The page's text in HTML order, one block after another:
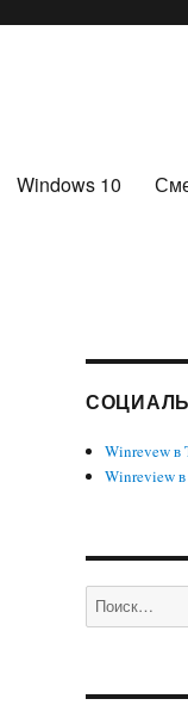
Windows 10
Winrevew в
Winreview
Искать: